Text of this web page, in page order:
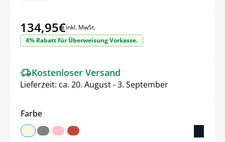
134,95€inkl. MwSt.
4% Rabatt für Überweisung Vorkasse.
Kostenloser Versand
Lieferzeit: ca. 20. August - 3. September
Farbe